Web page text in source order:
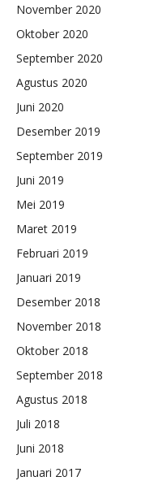
November 2020
Oktober 2020
September 2020
Agustus 2020
Juni 2020
Desember 2019
September 2019
Juni 2019
Mei 2019
Maret 2019
Februari 2019
Januari 2019
Desember 2018
November 2018
Oktober 2018
September 2018
Agustus 2018
Juli 2018
Juni 2018
Januari 2017